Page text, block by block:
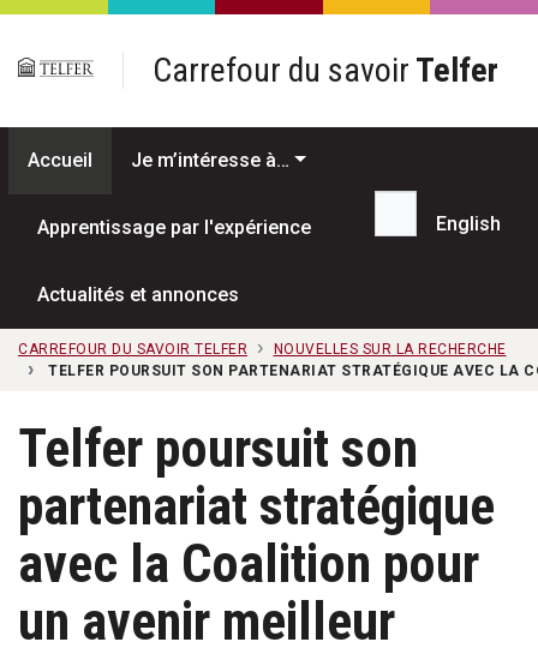
Passer au contenu principal
Carrefour du savoir Telfer
Accueil Je m’intéresse à…
Apprentissage par l'expérience
Actualités et annonces
Recherche...
English
CARREFOUR DU SAVOIR TELFER
NOUVELLES SUR LA RECHERCHE
TELFER POURSUIT SON PARTENARIAT STRATÉGIQUE AVEC LA
Telfer poursuit son
partenariat stratégique
avec la Coalition pour
un avenir meilleur